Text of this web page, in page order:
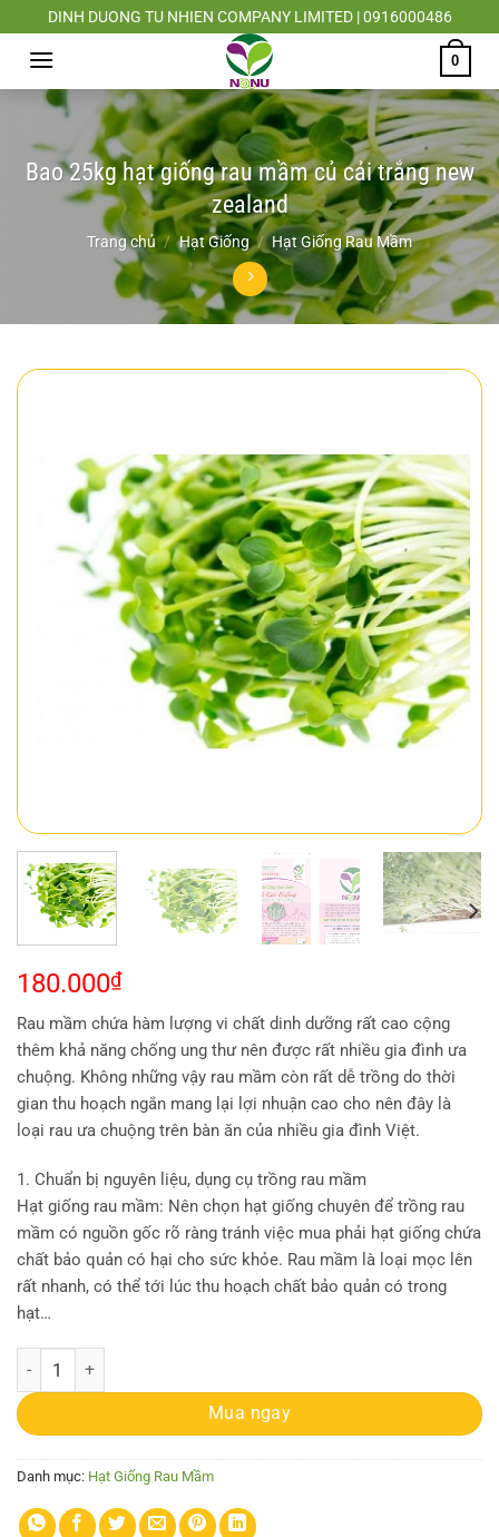
Chuyển
đến
dung
DINH DUONG TU NHIEN COMPANY LIMITED | 0916000486
0
Bao 25kg hạt giống rau mầm củ cải trắng new
zealand
Trang chủ / Hạt Giống / Hạt Giống Rau Mầm
180.000₫
Rau mầm chứa hàm lượng vi chất dinh dưỡng rất cao cộng
thêm khả năng chống ung thư nên được rất nhiều gia đình ưa
chuộng. Không những vậy rau mầm còn rất dễ trồng do thời
gian thu hoạch ngắn mang lại lợi nhuận cao cho nên đây là
loại rau ưa chuộng trên bàn ăn của nhiều gia đình Việt.
1. Chuẩn bị nguyên liệu, dụng cụ trồng rau mầm
Hạt giống rau mầm: Nên chọn hạt giống chuyên để trồng rau
mầm có nguồn gốc rõ ràng tránh việc mua phải hạt giống chứa
chất bảo quản có hại cho sức khỏe. Rau mầm là loại mọc lên
rất nhanh, có thể tới lúc thu hoạch chất bảo quản có trong
hạt…
Bao 25kg hạt giống rau mầm củ cải trắng new zealand số lượng
Mua ngay
Danh mục: Hạt Giống Rau Mầm